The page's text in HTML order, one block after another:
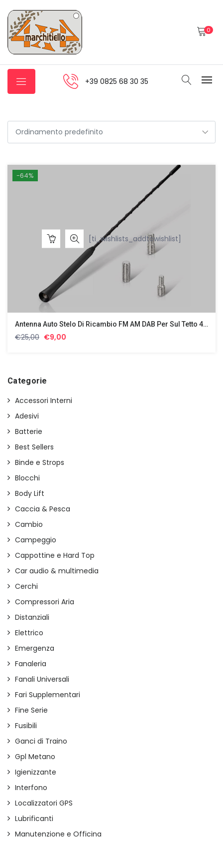
0
+39 0825 68 30 35
-64%
[ti_wishlists_addtowishlist]
Antenna Auto Stelo Di Ricambio FM AM DAB Per Sul Tetto 40 Cm Antenna Cod 2533
€25,00 Il
€25,00.
€9,00
Categorie
Accessori Interni
Adesivi
Batterie
Best Sellers
Binde e Strops
Blocchi
Body Lift
Caccia & Pesca
Cambio
Campeggio
Cappottine e Hard Top
Car audio & multimedia
Cerchi
Compressori Aria
Distanziali
Elettrico
Emergenza
Fanaleria
Fanali Universali
Fari Supplementari
Fine Serie
Fusibili
Ganci di Traino
Gpl Metano
Igienizzante
Interfono
Localizzatori GPS
Lubrificanti
Manutenzione e Officina